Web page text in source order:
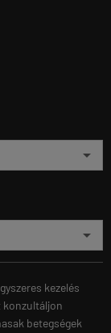
kezelés
konzultáljon
betegségek